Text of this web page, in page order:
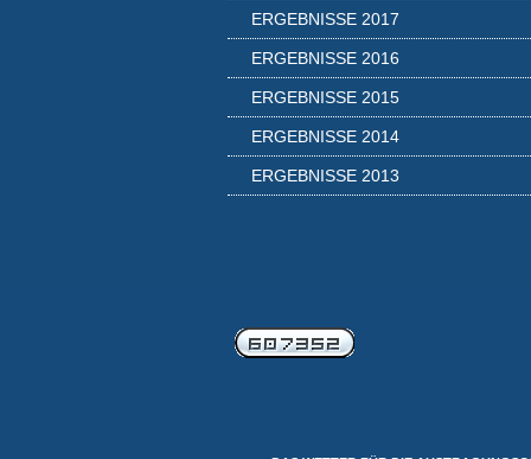
ERGEBNISSE 2017
ERGEBNISSE 2016
ERGEBNISSE 2015
ERGEBNISSE 2014
ERGEBNISSE 2013